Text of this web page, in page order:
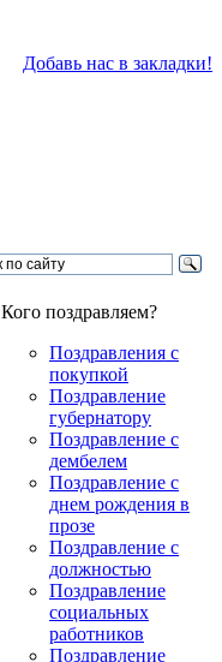
Добавь нас в закладки!
Кого поздравляем?
Поздравления с
покупкой
Поздравление
губернатору
Поздравление с
дембелем
Поздравление с
днем рождения в
прозе
Поздравление с
должностью
Поздравление
социальных
работников
Поздравление